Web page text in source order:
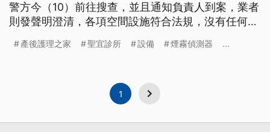
警方今（10）前往搜查，並且通知負責人到案，業者
則發聲明澄清，各項空間設施符合法規，沒有任何違
產後護理之家 聖宜診所 設備 煙霧偵測器 ...
1